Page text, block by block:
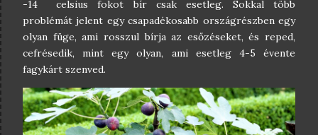
-14 celsius fokot bír csak esetleg. Sokkal több
problémát jelent egy csapadékosabb országrészben egy
olyan füge, ami rosszul bírja az esőzéseket, és reped,
cefrésedik, mint egy olyan, ami esetleg 4-5 évente
fagykárt szenved.